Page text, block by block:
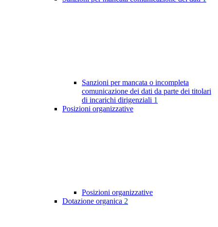
Sanzioni per mancata o incompleta
comunicazione dei dati da parte dei titolari
di incarichi dirigenziali 1
Posizioni organizzative
Posizioni organizzative
Dotazione organica 2